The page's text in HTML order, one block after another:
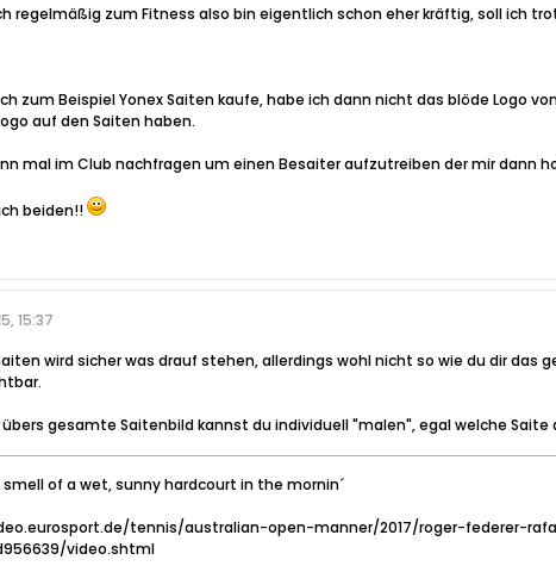
regelmäßig zum Fitness also bin eigentlich schon eher kräftig, soll ich
zum Beispiel Yonex Saiten kaufe, habe ich dann nicht das blöde Logo
auf den Saiten haben.
mal im Club nachfragen um einen Besaiter aufzutreiben der mir dann
beiden!!
15:37
wird sicher was drauf stehen, allerdings wohl nicht so wie du dir das
übers gesamte Saitenbild kannst du individuell "malen", egal welche Saite
of a wet, sunny hardcourt in the mornin´
tennis/australian-open-manner/2017/roger-federer-
video.shtml